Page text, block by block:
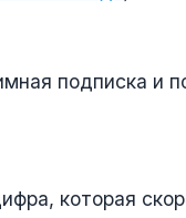
подписка и
которая